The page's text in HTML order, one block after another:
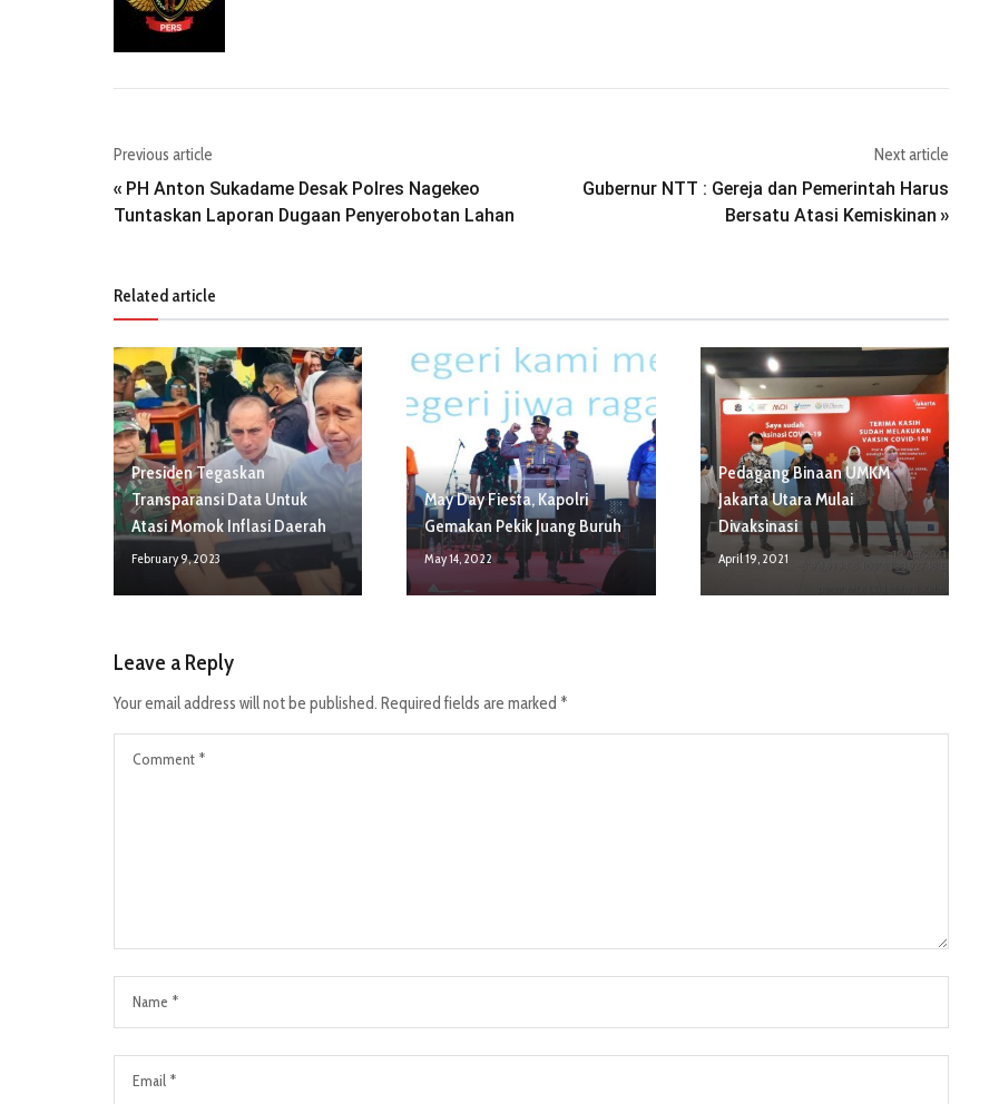
Previous article
« PH Anton Sukadame Desak Polres Nagekeo
Tuntaskan Laporan Dugaan Penyerobotan Lahan
Next article
Gubernur NTT : Gereja dan Pemerintah Harus
Bersatu Atasi Kemiskinan »
Related article
Presiden Tegaskan
Transparansi Data Untuk
Atasi Momok Inflasi Daerah
February 9, 2023
May Day Fiesta, Kapolri
Gemakan Pekik Juang Buruh
May 14, 2022
Pedagang Binaan UMKM
Jakarta Utara Mulai
Divaksinasi
April 19, 2021
Leave a Reply
Your email address will not be published. Required fields are marked *